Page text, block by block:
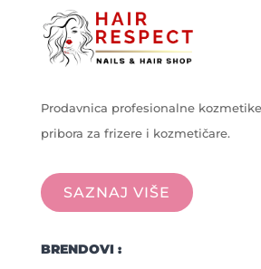
Prodavnica profesionalne
pribora za frizere i kozmetičare.
SAZNAJ VIŠE
BRENDOVI :